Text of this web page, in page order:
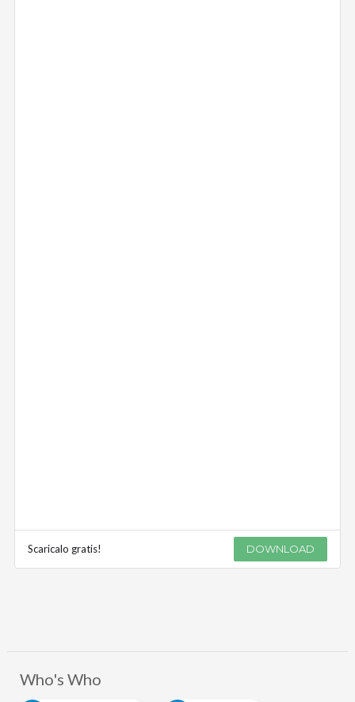
Scaricalo gratis! DOWNLOAD
Who's Who